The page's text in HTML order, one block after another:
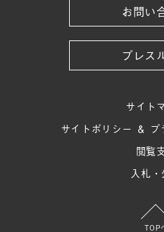
お問い
プレス
サイト
サイトポリシー ＆ プ
閲覧
入札
TOP